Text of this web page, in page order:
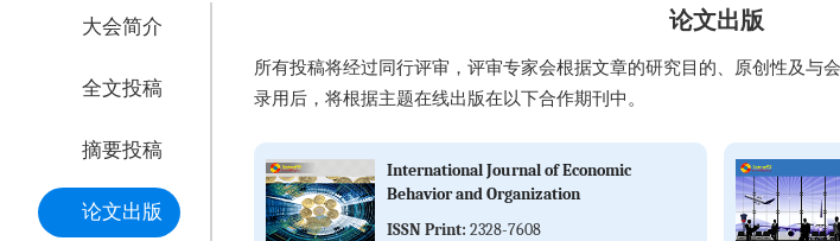
大会简介
全文投稿
摘要投稿
论文出版
论文出版
所有投稿将经过同行评审，评审专家会根据文章的研究目的、原创性及与
录用后，将根据主题在线出版在以下合作期刊中。
International Journal of Economic
Behavior and Organization
ISSN Print: 2328-7608